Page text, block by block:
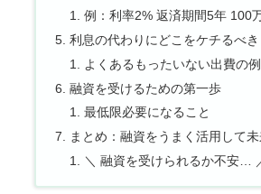
例：利率2% 返済期間5年 100
利息の代わりにどこをケチるべき
よくあるもったいない出費の例
融資を受けるための第一歩
最低限必要になること
まとめ：融資をうまく活用して未
＼ 融資を受けられるか不安…